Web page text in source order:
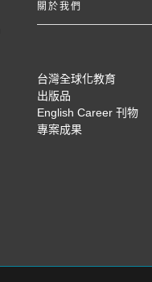
關於我們
台灣全球化教育
出版品
English Career 刊物
專案成果